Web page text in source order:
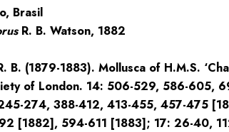
Brasil
R. B. Watson, 1882
B. (1879-1883). Mollusca of H.M.S.
of London. 14: 506-529, 586-605,
274, 388-412, 413-455, 457-475
[1882], 594-611 [1883]; 17: 26-40,